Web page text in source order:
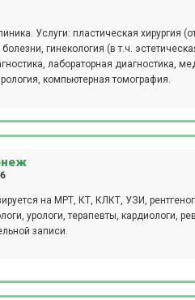
компьютерная томография.
на МРТ, КТ, КЛКТ, УЗИ,
урологи, терапевты, кардиологи,
записи.